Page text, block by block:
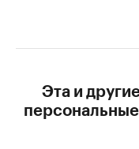
Эта и